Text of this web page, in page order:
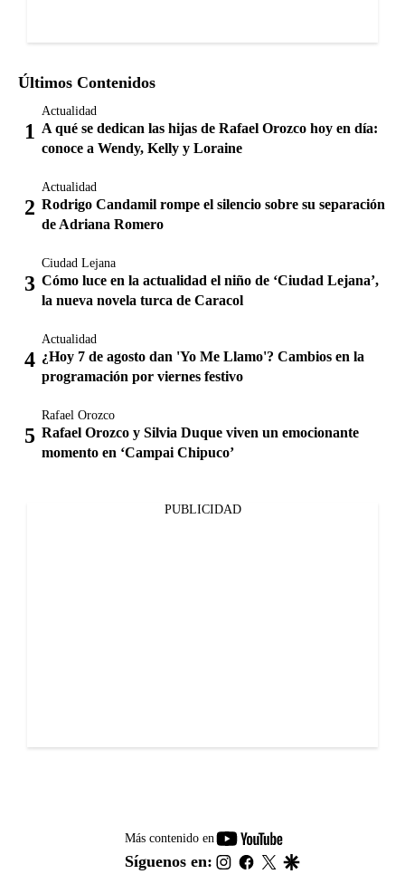
Últimos Contenidos
Actualidad
A qué se dedican las hijas de Rafael Orozco hoy en día:
conoce a Wendy, Kelly y Loraine
Actualidad
Rodrigo Candamil rompe el silencio sobre su separación
de Adriana Romero
Ciudad Lejana
Cómo luce en la actualidad el niño de ‘Ciudad Lejana’,
la nueva novela turca de Caracol
Actualidad
¿Hoy 7 de agosto dan 'Yo Me Llamo'? Cambios en la
programación por viernes festivo
Rafael Orozco
Rafael Orozco y Silvia Duque viven un emocionante
momento en ‘Campai Chipuco’
PUBLICIDAD
Más contenido en
youtube-
footer
Síguenos en: instagram
facebook
twitter